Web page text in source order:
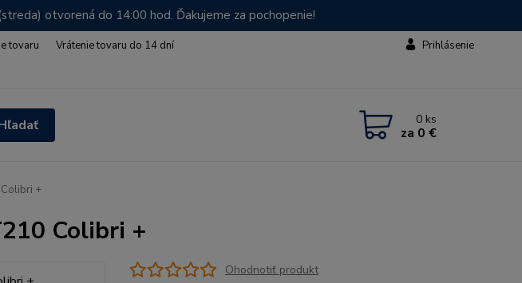
otvorená do 14:00 hod. Ďakujeme za pochopenie!
tovaru
Vrátenie tovaru do 14 dní
Prihlásenie
0 ks
za 0 €
+
Colibri +
Ohodnotiť produkt